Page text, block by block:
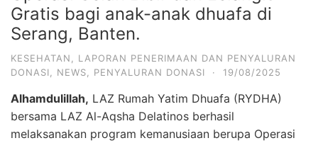
Gratis bagi anak-anak dhuafa di
Serang, Banten.
KESEHATAN
LAPORAN PENERIMAAN DAN PENYALURAN
DONASI
NEWS PENYALURAN DONASI · 19/08/2025
Alhamdulillah, LAZ Rumah Yatim Dhuafa (RYDHA)
bersama LAZ Al-Aqsha Delatinos berhasil
melaksanakan program kemanusiaan berupa Operasi